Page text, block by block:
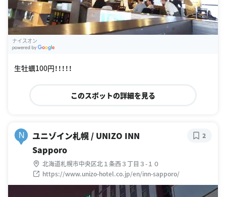
ナイスオン
生牡蠣100円！！！！！
このスポットの詳細を見る
N
ユニゾイン札幌 / UNIZO INN
Sapporo
北海道札幌市中央区北１条西３丁目３-１０
https://www.unizo-hotel.co.jp/en/inn-sapporo/
2